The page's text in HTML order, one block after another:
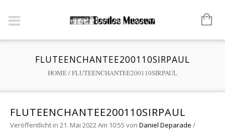
FLUTEENCHANTEE200110SIRPAUL
HOME/FLUTEENCHANTEE200110SIRPAUL
FLUTEENCHANTEE200110SIRPAUL
Veröffentlicht in 21. Mai 2022 Am 10:55 von Daniel Deparade /